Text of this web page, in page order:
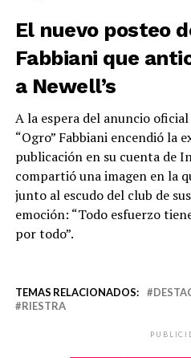
El nuevo posteo
Fabbiani que
a Newell’s
A la espera del anuncio
“Ogro” Fabbiani encendió la
publicación en su cuenta de
compartió una imagen en la
junto al escudo del club de
emoción: “Todo esfuerzo
por todo”.
TEMAS RELACIONADOS:
RIESTRA